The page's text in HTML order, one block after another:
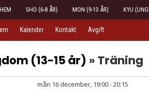
SHO (6-8 ÅR) MON (9-13 ÅR) KYU
Kalender Kontakt Avgift
(13-15 år) » Träning
mån 16 december, 19:00 - 20:15